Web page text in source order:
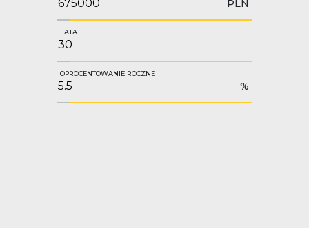
PLN
LATA
OPROCENTOWANIE ROCZNE
%